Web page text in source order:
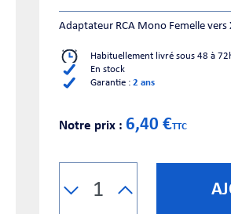
Adaptateur RCA Mono Femelle vers
Habituellement livré sous 48 à
En stock
Garantie : 2 ans
Notre prix : 6,40 €TTC